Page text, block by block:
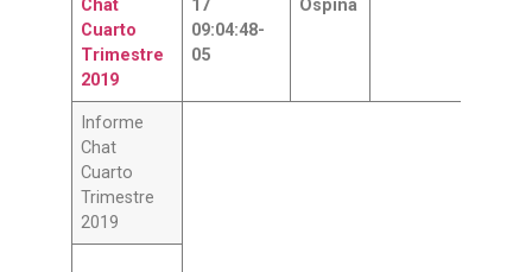
Chat
Cuarto
Trimestre
2019
17
09:04:48-
05
Ospina
Informe
Chat
Cuarto
Trimestre
2019